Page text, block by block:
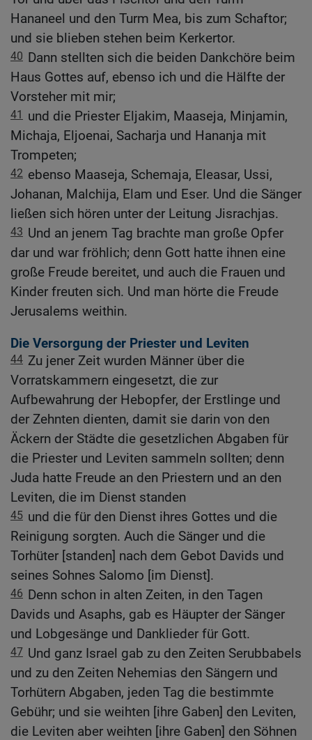
Hananeel und den Turm Mea, bis zum Schaftor;
und sie blieben stehen beim Kerkertor.
40 Dann stellten sich die beiden Dankchöre beim
Haus Gottes auf, ebenso ich und die Hälfte der
Vorsteher mit mir;
41
und die Priester Eljakim, Maaseja, Minjamin,
Michaja, Eljoenai, Sacharja und Hananja mit
Trompeten;
42 ebenso Maaseja, Schemaja, Eleasar, Ussi,
Johanan, Malchija, Elam und Eser. Und die Sänger
ließen sich hören unter der Leitung Jisrachjas.
43 Und an jenem Tag brachte man große Opfer
dar und war fröhlich; denn Gott hatte ihnen eine
große Freude bereitet, und auch die Frauen und
Kinder freuten sich. Und man hörte die Freude
Jerusalems weithin.
Die Versorgung der Priester und Leviten
44 Zu jener Zeit wurden Männer über die
Vorratskammern eingesetzt, die zur
Aufbewahrung der Hebopfer, der Erstlinge und
der Zehnten dienten, damit sie darin von den
Äckern der Städte die gesetzlichen Abgaben für
die Priester und Leviten sammeln sollten; denn
Juda hatte Freude an den Priestern und an den
Leviten, die im Dienst standen
45 und die für den Dienst ihres Gottes und die
Reinigung sorgten. Auch die Sänger und die
Torhüter [standen] nach dem Gebot Davids und
seines Sohnes Salomo [im Dienst].
46 Denn schon in alten Zeiten, in den Tagen
Davids und Asaphs, gab es Häupter der Sänger
und Lobgesänge und Danklieder für Gott.
47 Und ganz Israel gab zu den Zeiten Serubbabels
und zu den Zeiten Nehemias den Sängern und
Torhütern Abgaben, jeden Tag die bestimmte
Gebühr; und sie weihten [ihre Gaben] den Leviten,
die Leviten aber weihten [ihre Gaben] den Söhnen